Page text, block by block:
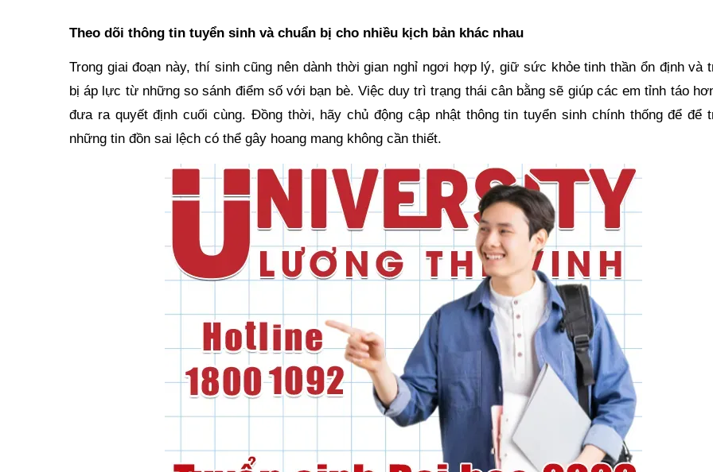
Theo dõi thông tin tuyển sinh và chuẩn bị cho nhiều kịch bản khác nhau
Trong giai đoạn này, thí sinh cũng nên dành thời gian nghỉ ngơi hợp lý, giữ sức khỏe tinh thần ổn định và
bị áp lực từ những so sánh điểm số với bạn bè. Việc duy trì trạng thái cân bằng sẽ giúp các em tỉnh táo
đưa ra quyết định cuối cùng. Đồng thời, hãy chủ động cập nhật thông tin tuyển sinh chính thống để để
những tin đồn sai lệch có thể gây hoang mang không cần thiết.